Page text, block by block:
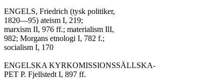
ENGELS, Friedrich (tysk politiker,
1820—95) ateism I, 219;
marxism II, 976 ff.; materialism IlI,
982; Morgans etnologi I, 782 f.;
socialism I, 170
ENGELSKA KYRKOMISSIONSSÄLLSKA-
PET P. Fjellstedt I, 897 ff.